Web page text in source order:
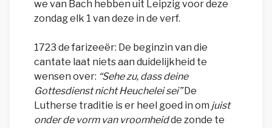
we van Bach hebben uit Leipzig voor deze
zondag elk 1 van deze in de verf.
1723 de farizeeër: De beginzin van die
cantate laat niets aan duidelijkheid te
wensen over: “Sehe zu, dass deine
Gottesdienst nicht Heuchelei sei”De
Lutherse traditie is er heel goed in om juist
onder de vorm van vroomheidde zonde te